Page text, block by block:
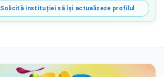
Solicită instituției să își actualizeze profilul